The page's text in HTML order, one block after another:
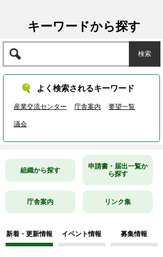
キーワードから探す
よく検索されるキーワード
産業交流センター 庁舎案内 要望一覧
議会
組織から探す
申請書・届出一覧か
ら探す
庁舎案内 リンク集
新着・更新情報 イベント情報 募集情報